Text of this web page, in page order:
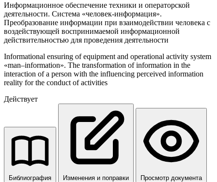
Информационное обеспечение техники и операторской
деятельности. Система «человек-информация».
Преобразование информации при взаимодействии человека с
воздействующей воспринимаемой информационной
действительностью для проведения деятельности
Informational ensuring of equipment and operational activity system
«man–information». The transformation of information in the
interaction of a person with the influencing perceived information
reality for the conduct of activities
Действует
Библиография Изменения и поправки Просмотр документа